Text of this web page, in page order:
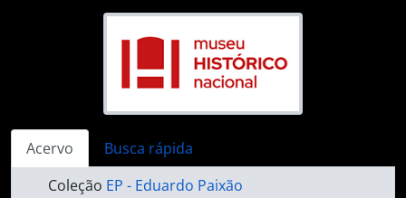
Acervo
Busca rápida
Coleção EP - Eduardo Paixão